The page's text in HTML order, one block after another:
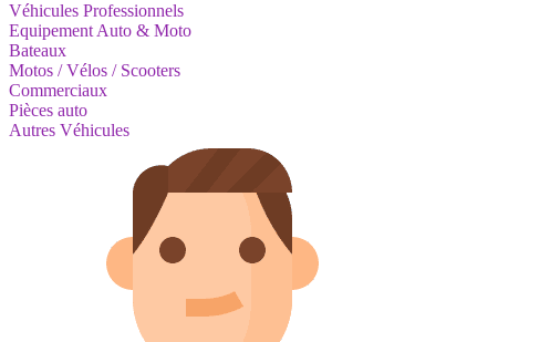
Véhicules Professionnels
Equipement Auto & Moto
Bateaux
Motos / Vélos / Scooters
Commerciaux
Pièces auto
Autres Véhicules